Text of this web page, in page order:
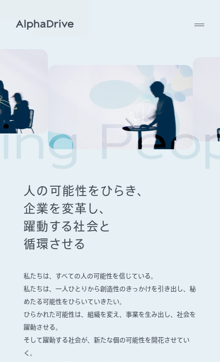
人の可能性をひらき、
企業を変革し、
躍動する社会と
循環させる
私たちは、すべての人の可能性を信じている。
私たちは、一人ひとりから創造性のきっかけを引き出し、 秘
めたる可能性をひらいていきたい。
ひらかれた可能性は、組織を変え、事業を生み出し、社会を
躍動させる。
そして躍動する社会が、新たな個の可能性を開花させてい
く。